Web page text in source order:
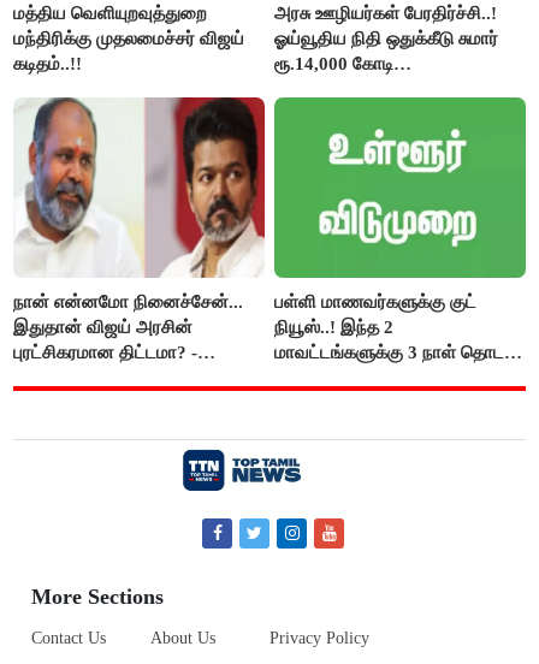
மத்திய வெளியுறவுத்துறை
மந்திரிக்கு முதலமைச்சர் விஜய்
கடிதம்..!!
அரசு ஊழியர்கள் பேரதிர்ச்சி..!
ஓய்வூதிய நிதி ஒதுக்கீடு சுமார்
ரூ.14,000 கோடி
நான் என்னமோ நினைச்சேன்...
இதுதான் விஜய் அரசின்
புரட்சிகரமான திட்டமா? -
பள்ளி மாணவர்களுக்கு குட்
நியூஸ்..! இந்த 2
மாவட்டங்களுக்கு 3 நாள் தொடர்
More Sections
Contact Us About Us Privacy Policy